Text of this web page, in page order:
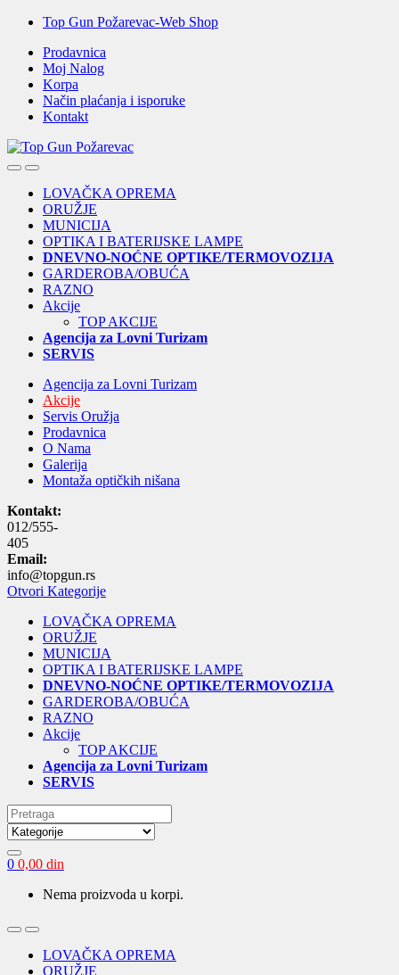
Skip
navigation
Skip
content
Top Gun Požarevac-Web Shop
Prodavnica
Moj Nalog
Korpa
Način plaćanja i isporuke
Kontakt
OpenClose
LOVAČKA OPREMA
ORUŽJE
MUNICIJA
OPTIKA I BATERIJSKE LAMPE
DNEVNO-NOĆNE OPTIKE/TERMOVOZIJA
GARDEROBA/OBUĆA
RAZNO
Akcije
TOP AKCIJE
Agencija za Lovni Turizam
SERVIS
Agencija za Lovni Turizam
Akcije
Servis Oružja
Prodavnica
O Nama
Galerija
Montaža optičkih nišana
Kontakt:
012/555-
405
Email:
info@topgun.rs
Otvori Kategorije
LOVAČKA OPREMA
ORUŽJE
MUNICIJA
OPTIKA I BATERIJSKE LAMPE
DNEVNO-NOĆNE OPTIKE/TERMOVOZIJA
GARDEROBA/OBUĆA
RAZNO
Akcije
TOP AKCIJE
Agencija za Lovni Turizam
SERVIS
Search
for:
0 0,00 din
Nema proizvoda u korpi.
OpenClose
LOVAČKA OPREMA
ORUŽJE